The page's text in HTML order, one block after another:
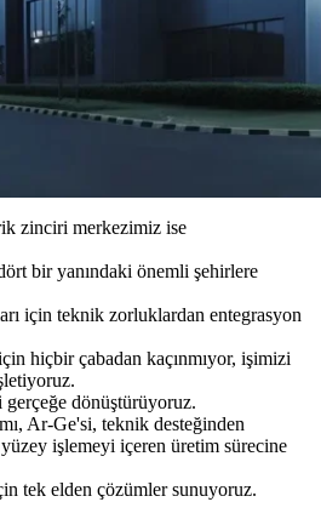
zinciri merkezimiz ise
bir yanındaki önemli şehirlere
için teknik zorluklardan entegrasyon
hiçbir çabadan kaçınmıyor, işimizi
dönüştürüyoruz.
Ar-Ge'si, teknik desteğinden
işlemeyi içeren üretim sürecine
tek elden çözümler sunuyoruz.